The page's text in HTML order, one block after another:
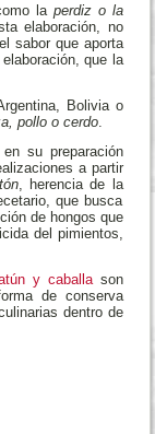
la perdiz o la
elaboración, no
sabor que aporta
que la
Bolivia o
pollo o cerdo
su preparación
a partir
, herencia de la
que busca
de hongos que
del pimientos,
y caballason
de conserva
dentro de